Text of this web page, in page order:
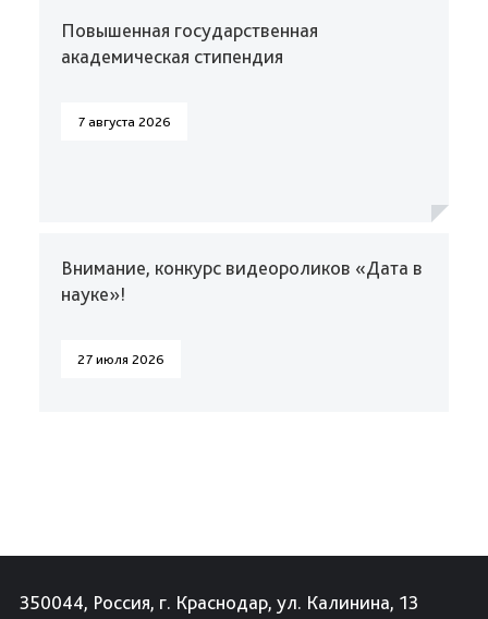
Повышенная государственная
академическая стипендия
7 августа 2026
Внимание, конкурс видеороликов «Дата в
науке»!
27 июля 2026
350044, Россия, г. Краснодар, ул. Калинина, 13